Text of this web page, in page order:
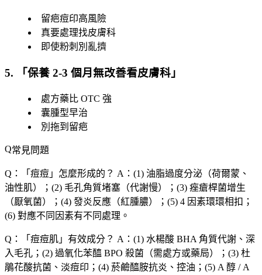
留疤痘印高風險
真要處理找皮膚科
即使粉刺別亂擠
5. 「保養 2-3 個月無改善看皮膚科 」
處方藥比 OTC 強
囊腫型早治
別拖到留疤
常見問題
Q：「 痘痘 」怎麼形成的？ A：(1) 油脂過度分泌（荷爾蒙、
油性肌）；(2) 毛孔角質堵塞（代謝慢）；(3) 痤瘡桿菌增生
（厭氧菌）；(4) 發炎反應（紅腫膿）；(5) 4 因素環環相扣；
(6) 對應不同因素有不同處理。
Q：「 痘痘肌 」有效成分？ A：(1) 水楊酸 BHA 角質代謝、深
入毛孔；(2) 過氧化苯醯 BPO 殺菌（需處方或藥局）；(3) 杜
鵑花酸抗菌、淡痘印；(4) 菸鹼醯胺抗炎、控油；(5) A 醇 / A